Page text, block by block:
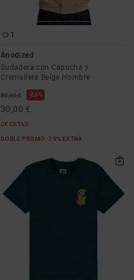
1
Anodized
Sudadera con Capucha y
Cremallera Beige Hombre
80,00 € 63%
30,00 €
OFERTAS
DOBLE PROMO -25% EXTRA